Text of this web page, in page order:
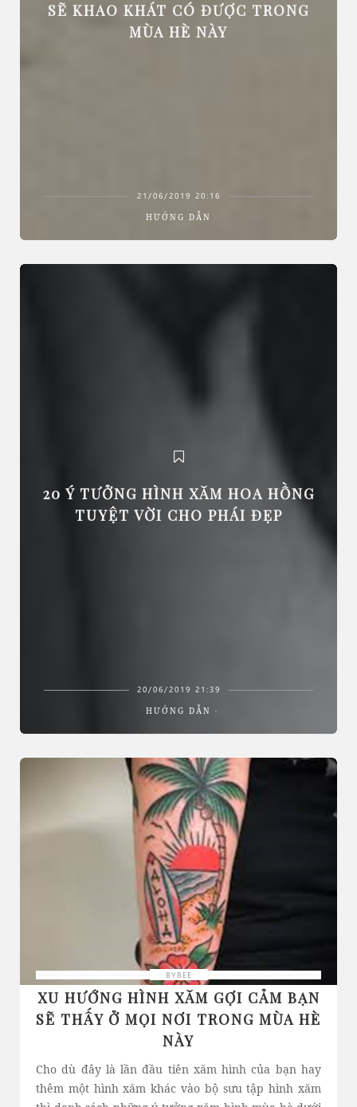
SẼ KHAO KHÁT CÓ ĐƯỢC TRONG
MÙA HÈ NÀY
21/06/2019 20:16
HƯỚNG DẪN
20 Ý TƯỞNG HÌNH XĂM HOA HỒNG
TUYỆT VỜI CHO PHÁI ĐẸP
20/06/2019 21:39
HƯỚNG DẪN
BYBEE
XU HƯỚNG HÌNH XĂM GỢI CẢM BẠN
SẼ THẤY Ở MỌI NƠI TRONG MÙA HÈ
NÀY
Cho dù đây là lần đầu tiên xăm hình của bạn hay
thêm một hình xăm khác vào bộ sưu tập hình xăm